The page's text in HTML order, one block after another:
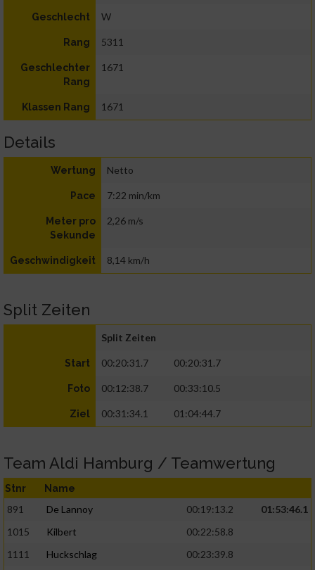
Geschlecht W
Rang 5311
Geschlechter
Rang
1671
Klassen Rang 1671
Details
Wertung Netto
Pace 7:22 min/km
Meter pro
Sekunde
2,26 m/s
Geschwindigkeit 8,14 km/h
Split Zeiten
Split Zeiten
Start 00:20:31.7 00:20:31.7
Foto 00:12:38.7 00:33:10.5
Ziel 00:31:34.1 01:04:44.7
Team Aldi Hamburg / Teamwertung
Stnr Name
891 De Lannoy 00:19:13.2
01:53:46.1
1015
Kilbert
00:22:58.8
1111
Huckschlag
00:23:39.8